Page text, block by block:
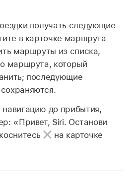
получать следующие
в карточке маршрута
маршруты из списка,
маршрута, который
последующие
до прибытия,
«Привет, Siri. Останови
на карточке